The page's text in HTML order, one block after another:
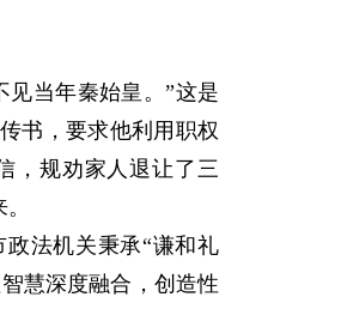
当年秦始皇。”这是
书，要求他利用职权
，规劝家人退让了三
法机关秉承“谦和礼
慧深度融合，创造性